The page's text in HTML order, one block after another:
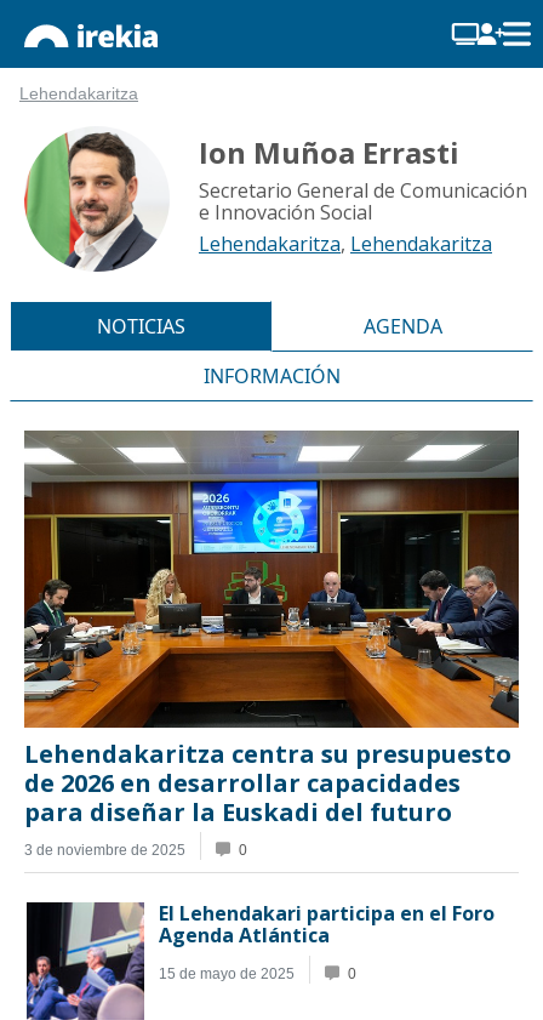
Lehendakaritza
Ion Muñoa Errasti
Secretario General de Comunicación
e Innovación Social
Lehendakaritza, Lehendakaritza
NOTICIAS
AGENDA
INFORMACIÓN